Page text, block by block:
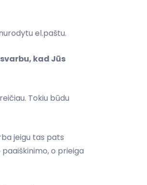
el.paštu.
kad Jūs
Tokiu būdu
jeigu tas pats
o prieiga